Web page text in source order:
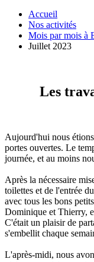
Accueil
Nos activités
Mois par mois à
Juillet 2023
Les
Aujourd'hui nous
portes ouvertes. Le
journée, et au moins
Après la nécessaire
toilettes et de l'entrée
avec tous les bons
Dominique et Thierry,
C'était un plaisir de
s'embellit chaque
L'après-midi, nous